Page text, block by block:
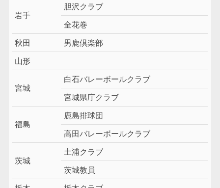
岩手
胆沢クラブ
全花巻
秋田
男鹿倶楽部
山形
宮城
白石バレーボールクラブ
宮城県庁クラブ
福島
鹿島排球団
高田バレーボールクラブ
茨城
土浦クラブ
茨城教員